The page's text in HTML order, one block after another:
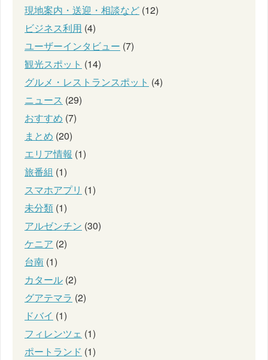
現地案内・送迎・相談など (12)
ビジネス利用 (4)
ユーザーインタビュー (7)
観光スポット (14)
グルメ・レストランスポット (4)
ニュース (29)
おすすめ (7)
まとめ (20)
エリア情報 (1)
旅番組 (1)
スマホアプリ (1)
未分類 (1)
アルゼンチン (30)
ケニア (2)
台南 (1)
カタール (2)
グアテマラ (2)
ドバイ (1)
フィレンツェ (1)
ポートランド (1)